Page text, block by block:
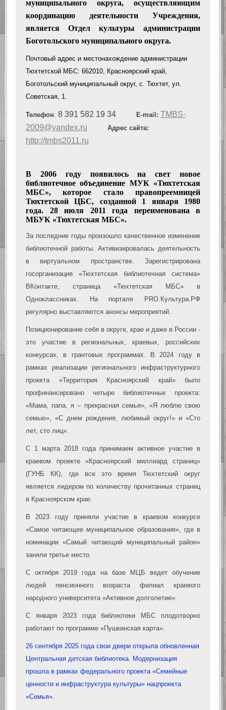
муниципального округа, осуществляющим
координацию деятельности Учреждения,
является Отдел культуры администрации
Боготольского муниципального округа.
Почтовый адрес и местонахождение администрации
Тюхтетской МБС: 662010, Красноярский край,
Боготольский муниципальный округ, с. Тюхтет, ул.
Советская, 1.
Телефон: 8 391 582 19 34 E-mail: TMBS-
2009@yandex.ru
Адрес сайта:
http://tmbs2011.ru
В 2006 году появилось на свет новое
библиотечное объединение МУК «Тюхтетская
МБС», которое стало право­преемницей
Тюхтетской ЦБС, созданной 1 января 1980
года. 28 июля 2011 года переименована в
МБУК «Тюхтетская МБС».
За последние годы произошло качественное изменение
библиотечной работы. Активизировалась деятельность
в виртуальном пространстве. Зарегистрирована
госорганизация «Тюхтетская библиотечная система»
ВКонтакте, страница «Тюхтетская МБС» в
Одноклассниках. На портале PRO.Культура.РФ
регулярно выставляются анонсы мероприятий.
Позиционирование себя в округе, крае и даже в России -
это участие в региональных, краевых, российских
конкурсах, в грантовых программах. В 2024 году в
рамках реализации регионального инфраструктурного
проекта «Территория Красноярский край» было
профинансировано четыре библиотечных проекта:
«Мама, папа, я – прекрасная семья», «Я люблю свою
семью», «С днем рождения, любимый округ!» и «Сто
лет, сто лиц».
С 1 марта 2018 года принимаем активное участие в
краевом проекте «Красноярский миллиард страниц»
(ГУНБ КК), где все это время Тюхтетский округ
является лидером по количеству прочитанных страниц
в Красноярском крае.
В 2023 году приняли участие в краевом конкурсе
«Самое читающее муниципальное образование», где в
номинации «Самый читающий муниципальный район»
заняли третье место.
С октября 2019 года на базе МЦБ ведет обучение
людей пенсионного возраста филиал краевого
народного университета «Активное долголетие».
С января 2023 года библиотеки МБС плодотворно
работают по программе «Пушкинская карта».
26 сентября 2025 года свои двери открыла обновленная
Центральная детская библиотека. Модернизация
прошла в рамках федерального проекта «Семейные
ценности и инфраструктура культуры» нацпроекта
«Семья».